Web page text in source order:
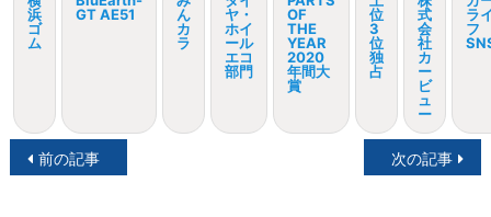
浜
ゴ
ム
GT AE51
ん
カ
ラ
ヤ・
ホイ
ール
エコ
部門
OF
THE
YEAR
2020
年間大
賞
位
3
位
独
占
式
会
社
カ
ー
ビ
ュ
ー
ラ
フ
投前の記事 次の記事